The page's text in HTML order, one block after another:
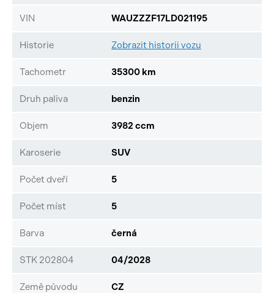
VIN WAUZZZF17LD021195
Historie Zobrazit historii vozu
Tachometr 35300 km
Druh paliva benzin
Objem 3982 ccm
Karoserie SUV
Počet dveří 5
Počet míst 5
Barva černá
STK 202804 04/2028
Země původu CZ